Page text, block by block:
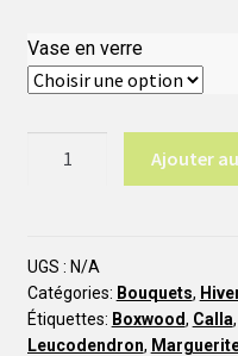
Vase en verre
Ajouter
UGS : N/A
Catégories: Bouquets,
Étiquettes: Boxwood, Calla,
Leucodendron,